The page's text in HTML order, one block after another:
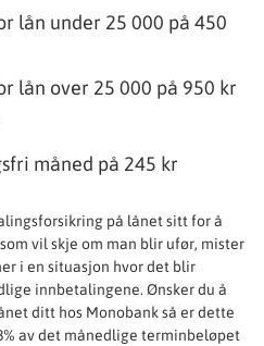
lån under 25 000 på 450
lån over 25 000 på 950 kr
måned på 245 kr
på lånet sitt for å
vil skje om man blir ufør, mister
i en situasjon hvor det blir
innbetalingene. Ønsker du å
ditt hos Monobank så er dette
av det månedlige terminbeløpet